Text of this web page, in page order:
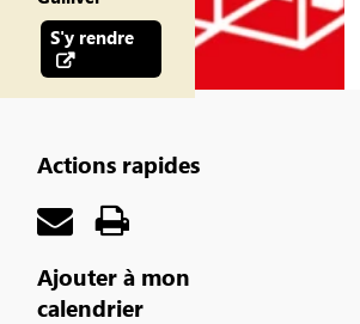
S'y rendre
Actions rapides
Ajouter à mon
calendrier